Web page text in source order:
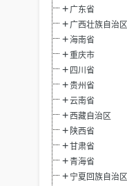
广东省
广西壮族自治区
海南省
重庆市
四川省
贵州省
云南省
西藏自治区
陕西省
甘肃省
青海省
宁夏回族自治区